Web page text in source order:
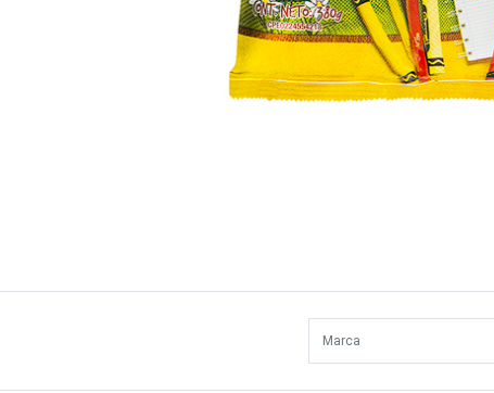
Marca